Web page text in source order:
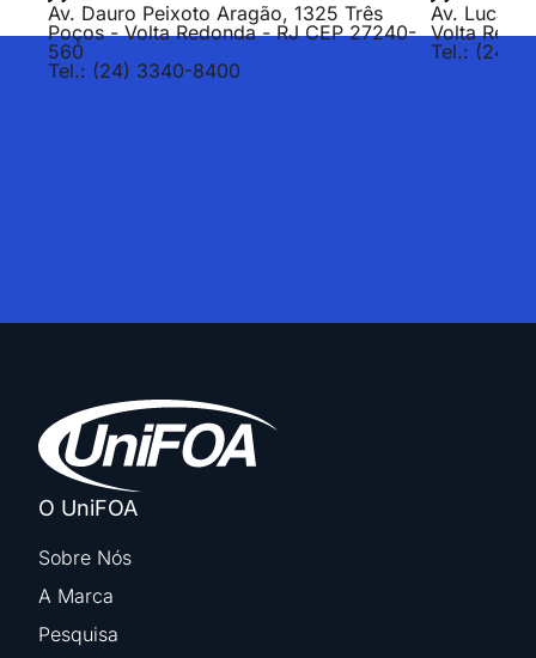
Av. Dauro Peixoto Aragão, 1325 Três
Poços - Volta Redonda - RJ CEP 27240-
560
Tel.: (24) 3340-8400
Av. Lucas
Volta
Tel.: (24)
O UniFOA
Sobre Nós
A Marca
Pesquisa